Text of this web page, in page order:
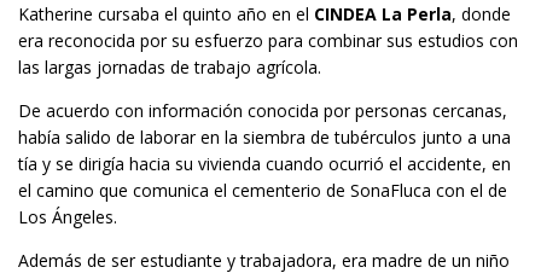
Katherine cursaba el quinto año en el CINDEA La Perla, donde
era reconocida por su esfuerzo para combinar sus estudios con
las largas jornadas de trabajo agrícola.
De acuerdo con información conocida por personas cercanas,
había salido de laborar en la siembra de tubérculos junto a una
tía y se dirigía hacia su vivienda cuando ocurrió el accidente, en
el camino que comunica el cementerio de SonaFluca con el de
Los Ángeles.
Además de ser estudiante y trabajadora, era madre de un niño